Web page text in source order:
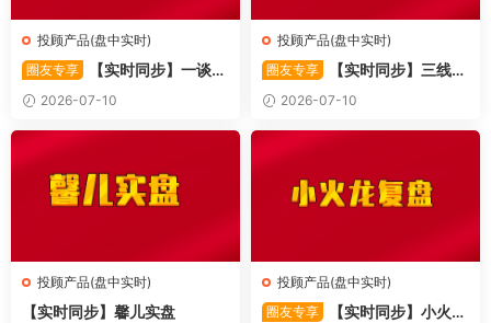
投顾产品(盘中实时)
圈友专享
【实时同步】一谈策
略 2026-07-10
投顾产品(盘中实时)
圈友专享
【实时同步】三线文
案大锅饭
2026-07-10
投顾产品(盘中实时)
【实时同步】馨儿实盘
投顾产品(盘中实时)
圈友专享
【实时同步】小火龙